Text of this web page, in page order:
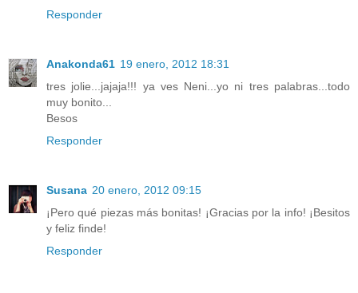
Responder
Anakonda61 19 enero, 2012 18:31
tres jolie...jajaja!!! ya ves Neni...yo ni tres palabras...todo
muy bonito...
Besos
Responder
Susana 20 enero, 2012 09:15
¡Pero qué piezas más bonitas! ¡Gracias por la info! ¡Besitos
y feliz finde!
Responder